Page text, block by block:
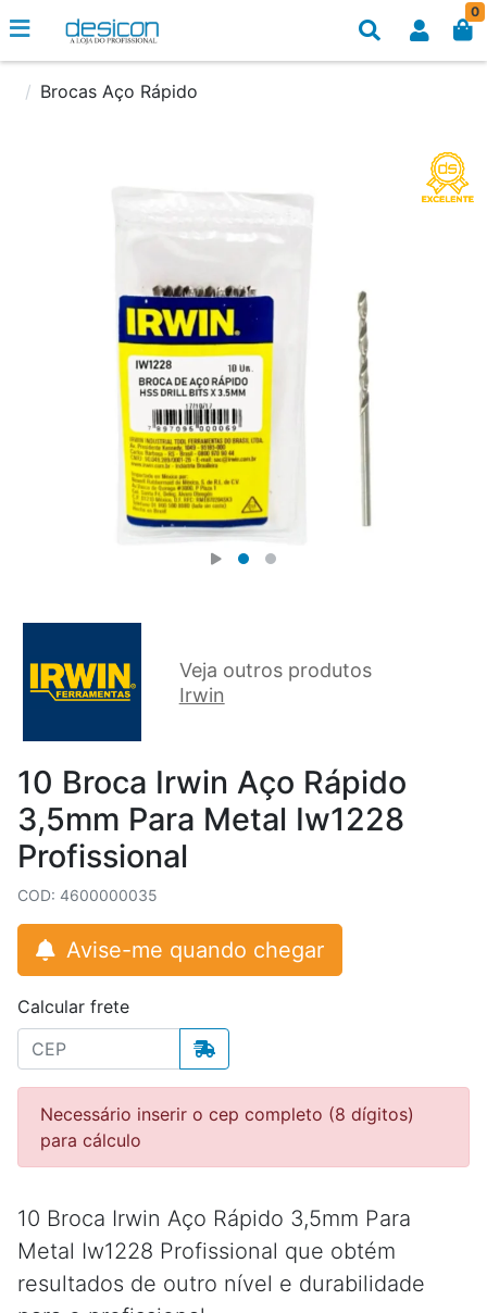
0
Brocas Aço Rápido
Veja outros produtos
Irwin
10 Broca Irwin Aço Rápido
3,5mm Para Metal Iw1228
Profissional
COD: 4600000035
Avise-me quando chegar
Calcular frete
Necessário inserir o cep completo (8 dígitos)
para cálculo
10 Broca Irwin Aço Rápido 3,5mm Para
Metal Iw1228 Profissional que obtém
resultados de outro nível e durabilidade